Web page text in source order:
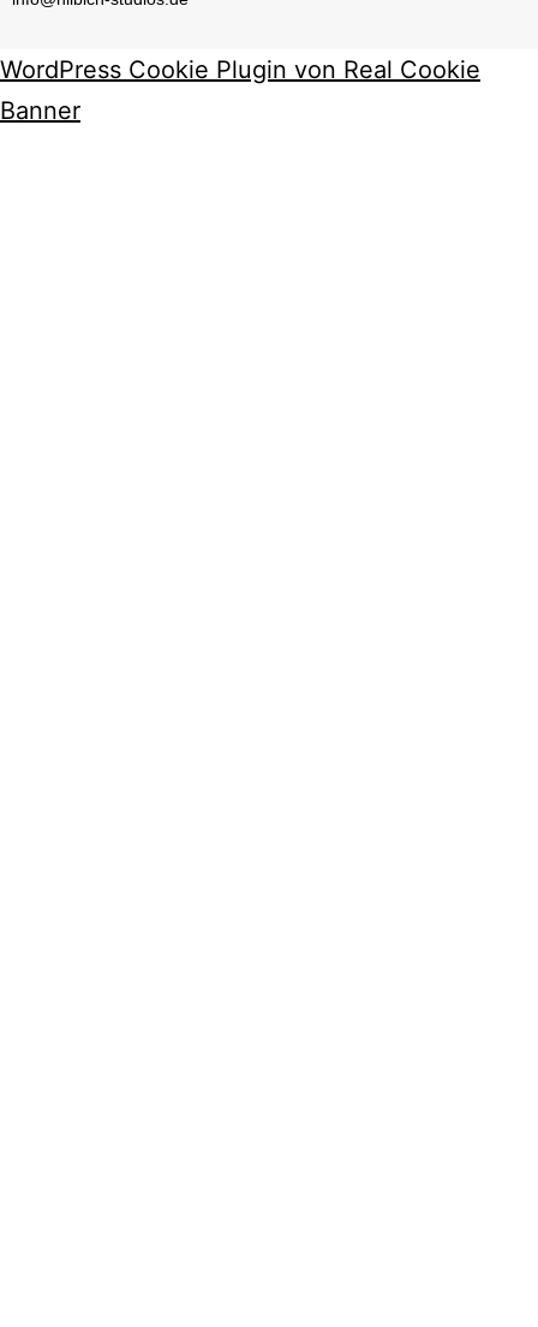
WordPress Cookie Plugin von Real Cookie
Banner